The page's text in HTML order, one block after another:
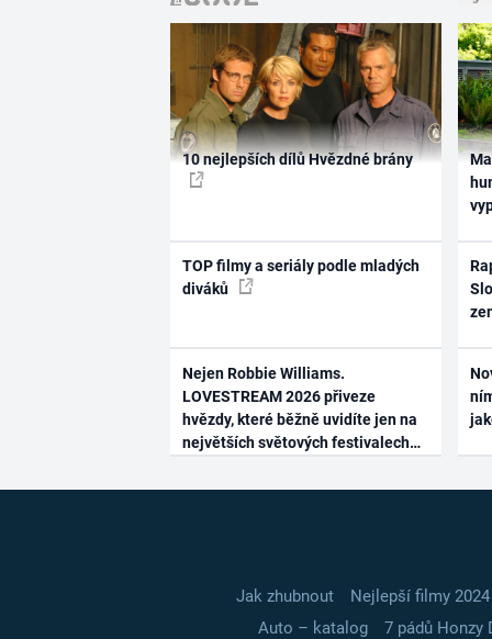
10 nejlepších dílů Hvězdné brány
TOP filmy a seriály podle mladých
diváků
Nejen Robbie Williams.
LOVESTREAM 2026 přiveze
hvězdy, které běžně uvidíte jen na
největších světových festivalech
Jak zhubnout
Nejlepší filmy 2024
Auto – katalog
7 pádů Honzy